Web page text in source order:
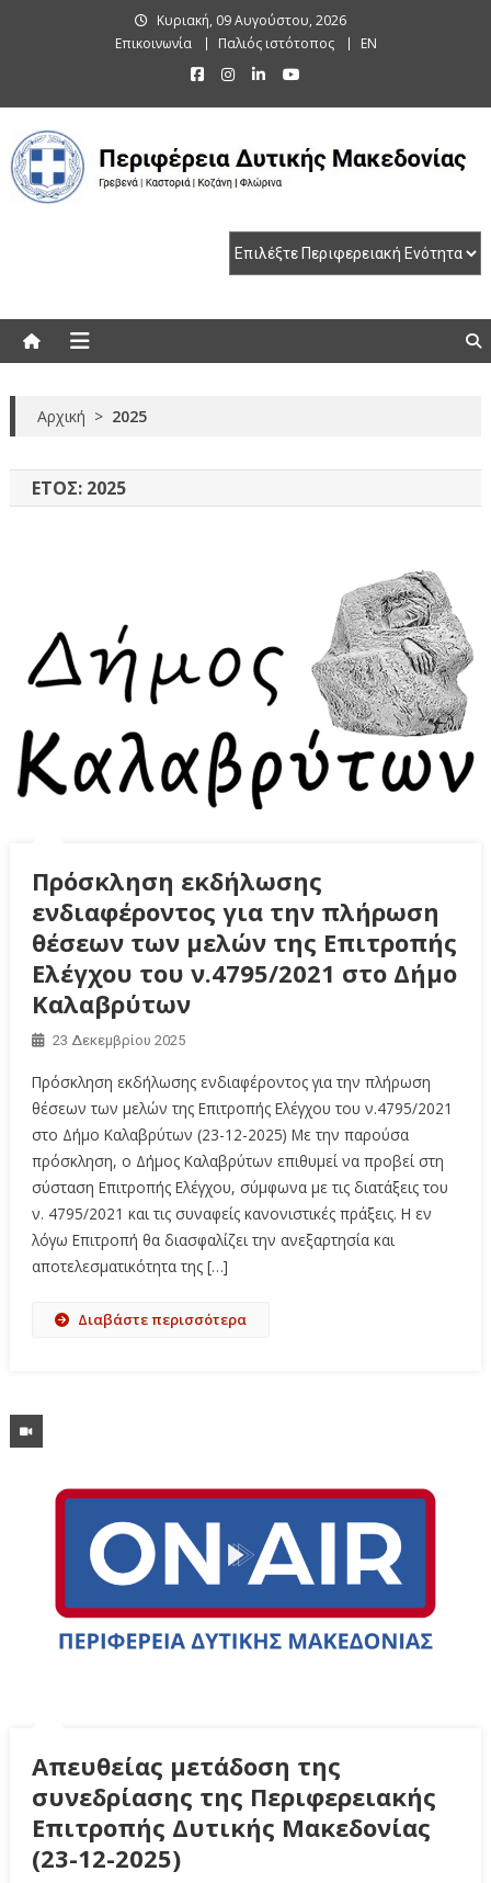
Κυριακή, 09 Αυγούστου, 2026
Επικοινωνία
Παλιός ιστότοπος EN
Αρχική > 2025
ΈΤΟΣ: 2025
Πρόσκληση εκδήλωσης
ενδιαφέροντος για την πλήρωση
θέσεων των μελών της Επιτροπής
Ελέγχου του ν.4795/2021 στο Δήμο
Καλαβρύτων
23 Δεκεμβρίου 2025
Πρόσκληση εκδήλωσης ενδιαφέροντος για την πλήρωση
θέσεων των μελών της Επιτροπής Ελέγχου του ν.4795/2021
στο Δήμο Καλαβρύτων (23-12-2025) Με την παρούσα
πρόσκληση, ο Δήμος Καλαβρύτων επιθυμεί να προβεί στη
σύσταση Επιτροπής Ελέγχου, σύμφωνα με τις διατάξεις του
ν. 4795/2021 και τις συναφείς κανονιστικές πράξεις. Η εν
λόγω Επιτροπή θα διασφαλίζει την ανεξαρτησία και
αποτελεσματικότητα της […]
Διαβάστε περισσότερα
Απευθείας μετάδοση της
συνεδρίασης της Περιφερειακής
Επιτροπής Δυτικής Μακεδονίας
(23-12-2025)